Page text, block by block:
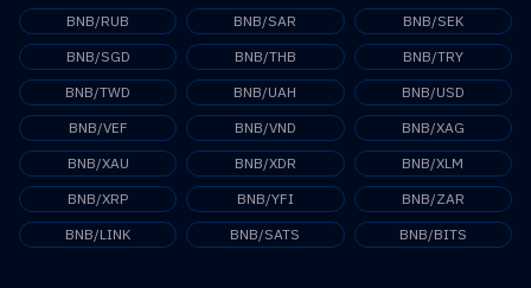
BNB/RUB
BNB/SAR
BNB/SEK
BNB/SGD
BNB/THB
BNB/TRY
BNB/TWD
BNB/UAH
BNB/USD
BNB/VEF
BNB/VND
BNB/XAG
BNB/XAU
BNB/XDR
BNB/XLM
BNB/XRP
BNB/YFI
BNB/ZAR
BNB/LINK
BNB/SATS BNB/BITS